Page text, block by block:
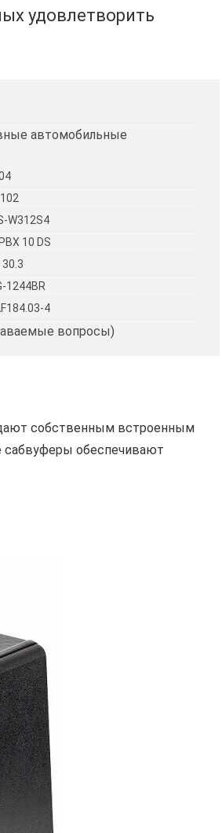
удовлетворить
автомобильные
W312S4
10 DS
1244BR
4
вопросы)
собственным встроенным
сабвуферы обеспечивают